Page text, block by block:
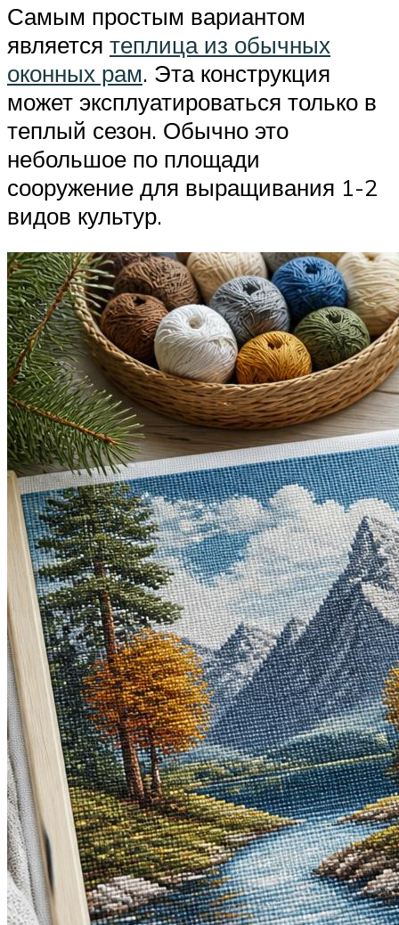
Самым простым вариантом
является теплица из обычных
оконных рам. Эта конструкция
может эксплуатироваться только в
теплый сезон. Обычно это
небольшое по площади
сооружение для выращивания 1-2
видов культур.